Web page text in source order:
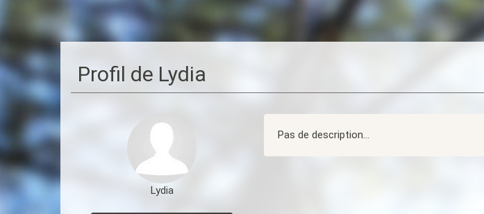
Profil de Lydia
Lydia
Pas de description...